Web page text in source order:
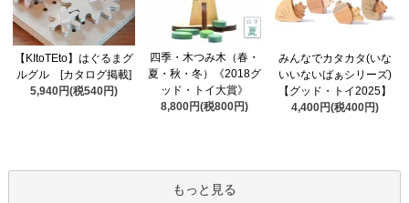
【KItoTEto】はぐるまグ
ルグル [カタログ掲載]
5,940円(税540円)
四季・木つみ木（春・
夏・秋・冬）《2018グ
ッド・トイ大賞》
8,800円(税800円)
みんなでカタカタ(いな
いいないばぁシリーズ)
【グッド・トイ2025】
4,400円(税400円)
もっと見る